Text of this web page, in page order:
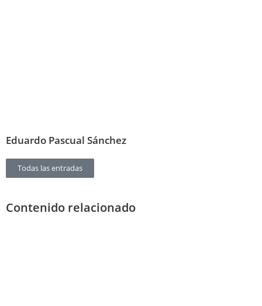
Eduardo Pascual Sánchez
Todas las entradas
Contenido relacionado